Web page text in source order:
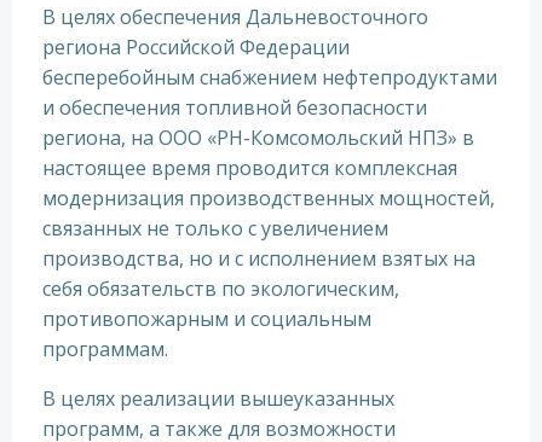
В целях обеспечения Дальневосточного
региона Российской Федерации
бесперебойным снабжением нефтепродуктами
и обеспечения топливной безопасности
региона, на ООО «РН-Комсомольский НПЗ» в
настоящее время проводится комплексная
модернизация производственных мощностей,
связанных не только с увеличением
производства, но и с исполнением взятых на
себя обязательств по экологическим,
противопожарным и социальным
программам.
В целях реализации вышеуказанных
программ, а также для возможности